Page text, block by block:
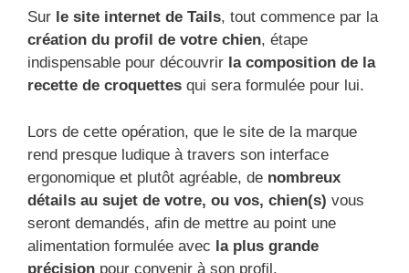
Sur le site internet de Tails, tout commence par la
création du profil de votre chien, étape
indispensable pour découvrir la composition de la
recette de croquettes qui sera formulée pour lui.
Lors de cette opération, que le site de la marque
rend presque ludique à travers son interface
ergonomique et plutôt agréable, de nombreux
détails au sujet de votre, ou vos, chien(s) vous
seront demandés, afin de mettre au point une
alimentation formulée avec la plus grande
précision pour convenir à son profil.